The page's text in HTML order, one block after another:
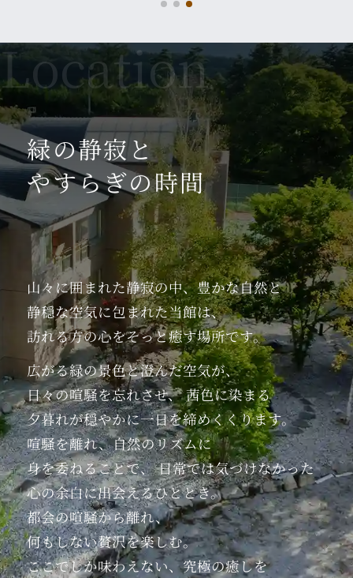
緑の静寂と
やすらぎの時間
山々に囲まれた静寂の中、豊かな自然と
静穏な空気に包まれた当館は、
訪れる方の心をそっと癒す場所です。
広がる緑の景色と澄んだ空気が、
日々の喧騒を忘れさせ、 茜色に染まる
夕暮れが穏やかに一日を締めくくります。
喧騒を離れ、自然のリズムに
身を委ねることで、 日常では気づけなかった
心の余白に出会えるひととき。
都会の喧騒から離れ、
何もしない贅沢を楽しむ。
ここでしか味わえない、究極の癒しを